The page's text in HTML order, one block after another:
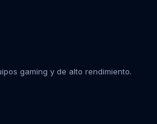
gaming y de alto rendimiento.